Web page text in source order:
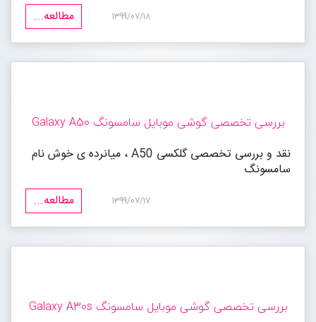
مطالعه...
1399/07/18
بررسی تخصصی گوشی موبایل سامسونگ Galaxy A50
نقد و بررسی تخصصی گلکسی A50 ، میانرده ی خوش نام
سامسونگ
مطالعه...
1399/07/17
بررسی تخصصی گوشی موبایل سامسونگ Galaxy A30s